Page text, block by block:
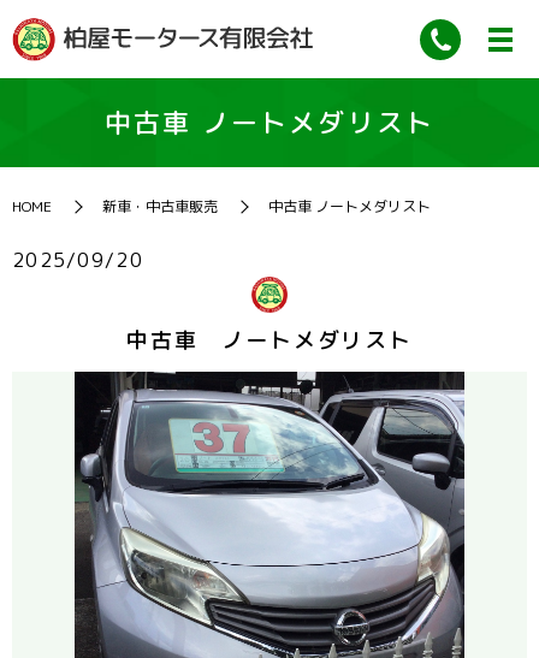
中古車 ノートメダリスト
HOME 新車・中古車販売 中古車 ノートメダリスト
2025/09/20
中古車 ノートメダリスト